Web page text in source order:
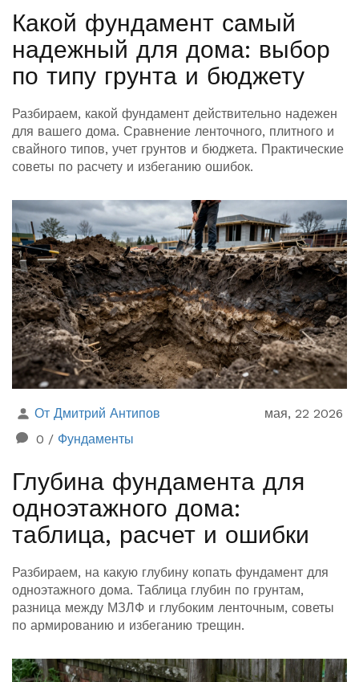
Какой фундамент самый
надежный для дома: выбор
по типу грунта и бюджету
Разбираем, какой фундамент действительно надежен
для вашего дома. Сравнение ленточного, плитного и
свайного типов, учет грунтов и бюджета. Практические
советы по расчету и избеганию ошибок.
От Дмитрий Антипов
мая, 22 2026
0 / Фундаменты
Глубина фундамента для
одноэтажного дома:
таблица, расчет и ошибки
Разбираем, на какую глубину копать фундамент для
одноэтажного дома. Таблица глубин по грунтам,
разница между МЗЛФ и глубоким ленточным, советы
по армированию и избеганию трещин.